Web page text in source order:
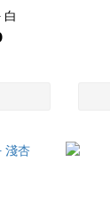
白